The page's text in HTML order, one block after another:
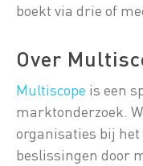
boekt via drie of
Over
Multiscope is een
marktonderzoek.
organisaties bij
beslissingen door